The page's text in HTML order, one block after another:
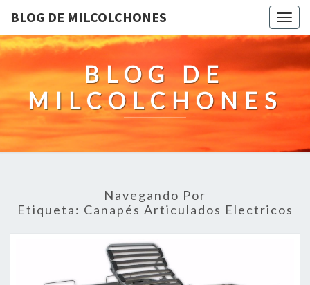
BLOG DE MILCOLCHONES
BLOG DE
MILCOLCHONES
Navegando Por
Etiqueta: Canapés Articulados Electricos